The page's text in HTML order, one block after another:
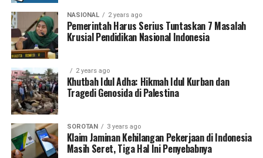
NASIONAL 2 years ago
Pemerintah Harus Serius Tuntaskan 7 Masalah
Krusial Pendidikan Nasional Indonesia
2 years ago
Khutbah Idul Adha: Hikmah Idul Kurban dan
Tragedi Genosida di Palestina
SOROTAN 3 years ago
Klaim Jaminan Kehilangan Pekerjaan di Indonesia
Masih Seret, Tiga Hal Ini Penyebabnya